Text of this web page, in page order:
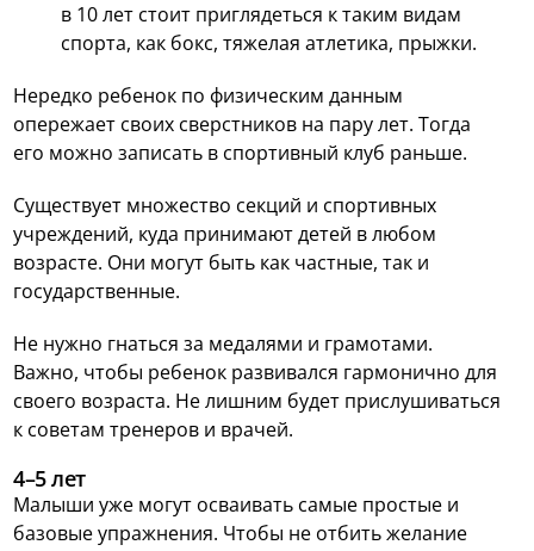
в 10 лет стоит приглядеться к таким видам
спорта, как бокс, тяжелая атлетика, прыжки.
Нередко ребенок по физическим данным
опережает своих сверстников на пару лет. Тогда
его можно записать в спортивный клуб раньше.
Существует множество секций и спортивных
учреждений, куда принимают детей в любом
возрасте. Они могут быть как частные, так и
государственные.
Не нужно гнаться за медалями и грамотами.
Важно, чтобы ребенок развивался гармонично для
своего возраста. Не лишним будет прислушиваться
к советам тренеров и врачей.
4–5 лет
Малыши уже могут осваивать самые простые и
базовые упражнения. Чтобы не отбить желание